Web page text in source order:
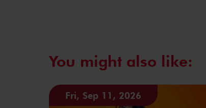
You might also like:
Fri, Sep 11, 2026